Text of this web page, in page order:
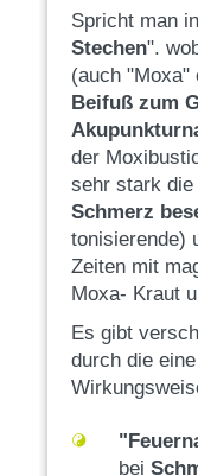
Spricht man
Stechen".
(auch
Beifuß zum
der
sehr stark die
Schmerz
tonisierende)
Zeiten mit
Moxa- Kraut
Es gibt
durch die
bei